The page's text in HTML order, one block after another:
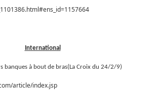
International
banques à bout de bras(La Croix du 24/2/9)
article/index.jsp